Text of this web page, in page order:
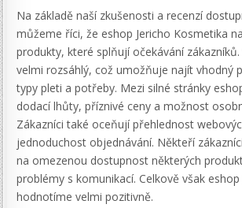
Na základě naší zkušenosti a recenzí
můžeme říci, že eshop Jericho Kosmetika
produkty, které splňují očekávání
velmi rozsáhlý, což umožňuje najít vhodný
typy pleti a potřeby. Mezi silné stránky
dodací lhůty, příznivé ceny a možnost
Zákazníci také oceňují přehlednost
jednoduchost objednávání. Někteří
na omezenou dostupnost některých
problémy s komunikací. Celkově však
hodnotíme velmi pozitivně.